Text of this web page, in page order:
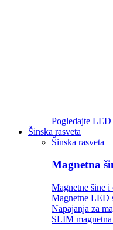
Pogledajte LED
Šinska rasveta
Šinska rasveta
Magnetna
Magnetne šine i
Magnetne LED
Napajanja za
SLIM magnetna